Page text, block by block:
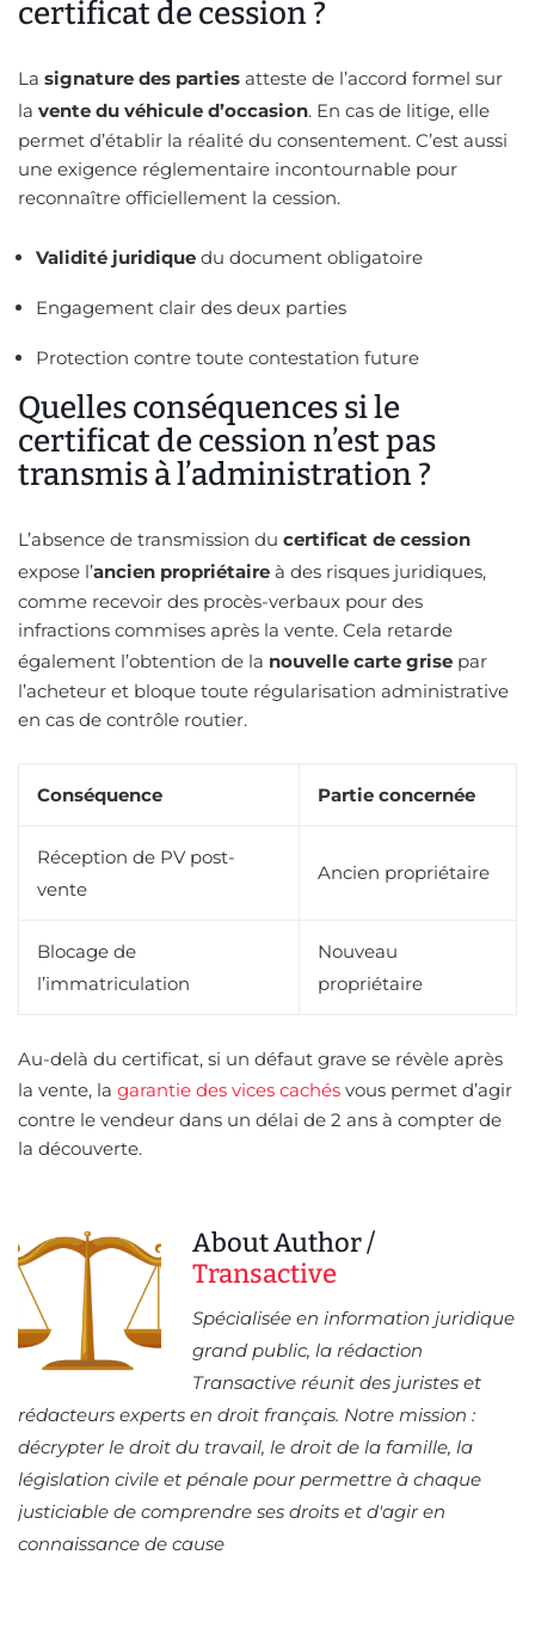
certificat de cession ?
La signature des parties atteste de l’accord formel sur
la vente du véhicule d’occasion. En cas de litige, elle
permet d’établir la réalité du consentement. C’est aussi
une exigence réglementaire incontournable pour
reconnaître officiellement la cession.
Validité juridique du document obligatoire
Engagement clair des deux parties
Protection contre toute contestation future
Quelles conséquences si le
certificat de cession n’est pas
transmis à l’administration ?
L’absence de transmission du certificat de cession
expose l’ancien propriétaire à des risques juridiques,
comme recevoir des procès-verbaux pour des
infractions commises après la vente. Cela retarde
également l’obtention de la nouvelle carte grise par
l’acheteur et bloque toute régularisation administrative
en cas de contrôle routier.
Conséquence Partie concernée
Réception de PV post-
vente
Ancien propriétaire
Blocage de
l’immatriculation
Nouveau
propriétaire
Au-delà du certificat, si un défaut grave se révèle après
la vente, la garantie des vices cachés vous permet d’agir
contre le vendeur dans un délai de 2 ans à compter de
la découverte.
About Author /
Transactive
Spécialisée en information juridique
grand public, la rédaction
Transactive réunit des juristes et
rédacteurs experts en droit français. Notre mission :
décrypter le droit du travail, le droit de la famille, la
législation civile et pénale pour permettre à chaque
justiciable de comprendre ses droits et d'agir en
connaissance de cause